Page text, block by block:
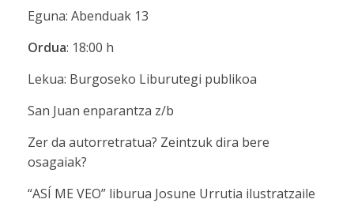
Eguna: Abenduak 13
Ordua: 18:00 h
Lekua: Burgoseko Liburutegi publikoa
San Juan enparantza z/b
Zer da autorretratua? Zeintzuk dira bere
osagaiak?
“ASÍ ME VEO” liburua Josune Urrutia ilustratzaile